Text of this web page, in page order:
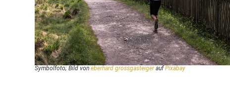
Symbolfoto; Bild von eberhard grossgasteigerauf Pixabay